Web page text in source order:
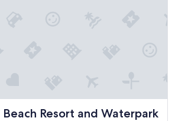
Beach Resort and Waterpark
Resort and Waterpark